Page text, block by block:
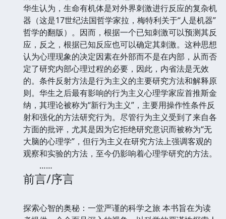
华生认为，生命有机体是对外界刺激进行反应的复杂机
器（这是17世纪法国哲学家拉，梅特利关于“人是机器”
哲学的翻版）。因而，根据一个已知刺激可以预测其反
应，反之，根据已知反应也可以确定其刺激。这种思想
认为心理现象的决定因素在外部而不是在内部，从而否
定了研究内部心理过程的必要，因此，内省法是无效
的。条件反射方法是行为主义的主要研究方法和解释原
则。华生之后最有影响的行为主义心理学家应首推斯金
纳，其理论被称为“新行为主义”，主要用操作性条件反
射和强化的方法研究行为。尽管行为主义受到了来自各
方面的批评，尤其是因为它拒绝研究意识而被称为“无
大脑的心理学”，但行为主义在研究方法上强调客观的
观察和实验的方法，至今仍影响着心理学研究的方法。
……
前言/序言
探索心智的奥秘：一堂严谨的科学之旅 本书旨在为读